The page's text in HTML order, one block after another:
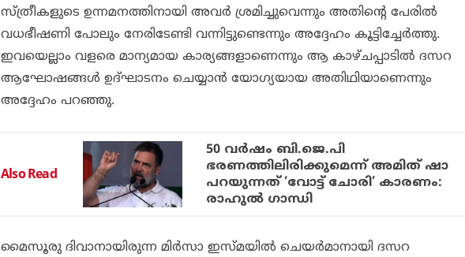
സ്ത്രീകളുടെ ഉന്നമനത്തിനായി അവര്‍ ശ്രമിച്ചുവെന്നും അതിന്റെ പേരില്‍
വധഭീഷണി പോലും നേരിടേണ്ടി വന്നിട്ടുണ്ടെന്നും അദ്ദേഹം കൂട്ടിച്ചേര്‍ത്തു.
ഇവയെല്ലാം വളരെ മാന്യമായ കാര്യങ്ങളാണെന്നും ആ കാഴ്ചപ്പാടില്‍ ദസറ
ആഘോഷങ്ങള്‍ ഉദ്ഘാടനം ചെയ്യാന്‍ യോഗ്യയായ അതിഥിയാണെന്നും
അദ്ദേഹം പറഞ്ഞു.
Also Read
50 വര്‍ഷം ബി.ജെ.പി
ഭരണത്തിലിരിക്കുമെന്ന് അമിത് ഷാ
പറയുന്നത് ‘വോട്ട് ചോരി’ കാരണം:
രാഹുല്‍ ഗാന്ധി
മൈസൂരു ദിവാനായിരുന്ന മിര്‍സാ ഇസ്മയില്‍ ചെയര്‍മാനായി ദസറ